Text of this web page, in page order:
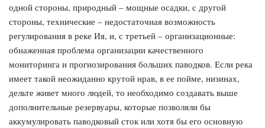
одной стороны, природный – мощные осадки, с другой
стороны, технические – недостаточная возможность
регулирования в реке Ия, и, с третьей – организационные:
обнаженная проблема организации качественного
мониторинга и прогнозирования больших паводков. Если река
имеет такой неожиданно крутой нрав, в ее пойме, низинах,
дельте живет много людей, то необходимо создавать выше
дополнительные резервуары, которые позволяли бы
аккумулировать паводковый сток или хотя бы его основную